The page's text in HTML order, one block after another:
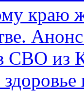
краю
СВО из